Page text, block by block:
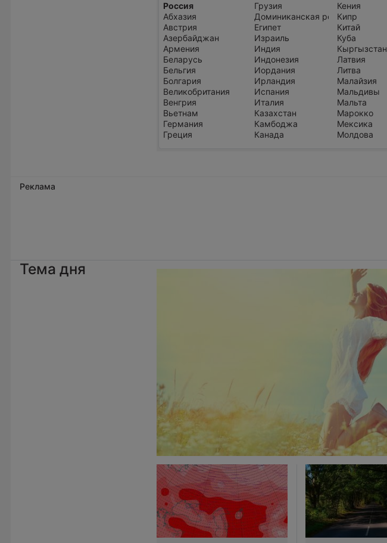
Россия
Абхазия
Австрия
Азербайджан
Армения
Беларусь
Бельгия
Болгария
Великобритания
Венгрия
Вьетнам
Германия
Греция
Грузия
Доминиканская республика
Египет
Израиль
Индия
Индонезия
Иордания
Ирландия
Испания
Италия
Казахстан
Камбоджа
Канада
Кения
Кипр
Китай
Куба
Кыргызстан
Латвия
Литва
Малайзия
Мальдивы
Мальта
Марокко
Мексика
Молдова
Реклама
Тема дня